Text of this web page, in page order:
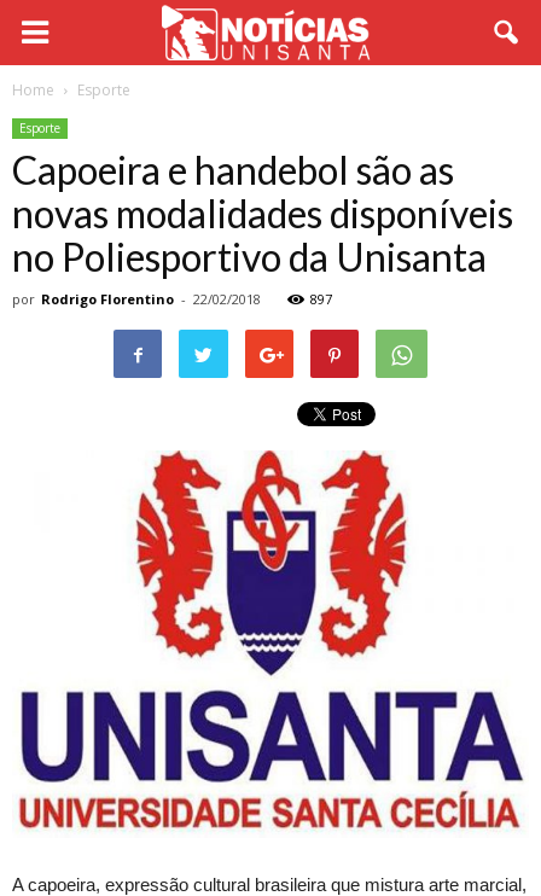
Home Esporte
Esporte
Capoeira e handebol são as
novas modalidades disponíveis
no Poliesportivo da Unisanta
por Rodrigo Florentino - 22/02/2018 897
A capoeira, expressão cultural brasileira que mistura arte marcial,